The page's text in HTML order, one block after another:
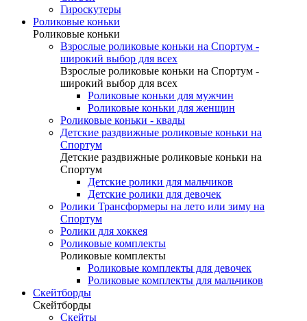
Гироскутеры
Роликовые коньки
Роликовые коньки
Взрослые роликовые коньки на Спортум -
широкий выбор для всех
Взрослые роликовые коньки на Спортум -
широкий выбор для всех
Роликовые коньки для мужчин
Роликовые коньки для женщин
Роликовые коньки - квады
Детские раздвижные роликовые коньки на
Спортум
Детские раздвижные роликовые коньки на
Спортум
Детские ролики для мальчиков
Детские ролики для девочек
Ролики Трансформеры на лето или зиму на
Спортум
Ролики для хоккея
Роликовые комплекты
Роликовые комплекты
Роликовые комплекты для девочек
Роликовые комплекты для мальчиков
Скейтборды
Скейтборды
Скейты